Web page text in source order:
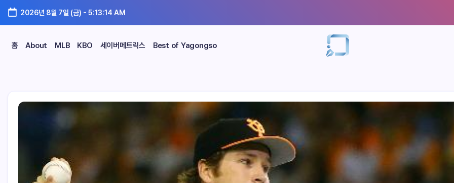
2026년 8월 7일 (금) - 5:13:15 AM
홈 About MLB KBO 세이버메트릭스 Best of Yagongso